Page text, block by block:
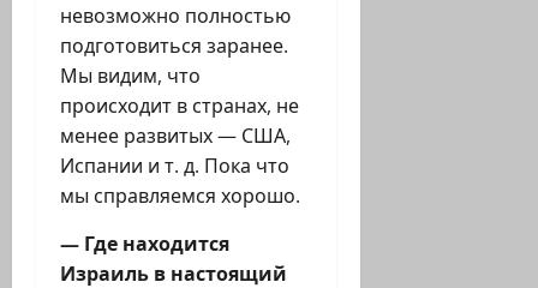
невозможно полностью
подготовиться заранее.
Мы видим, что
происходит в странах, не
менее развитых — США,
Испании и т. д. Пока что
мы справляемся хорошо.
— Где находится
Израиль в настоящий